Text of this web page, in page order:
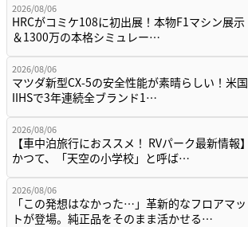
2026/08/06
HRCがコミケ108に初出展！本物F1マシン展示
＆1300万の本格シミュレー…
2026/08/06
マツダ新型CX-5の安全性能が素晴らしい！米国
IIHSで3年連続全ブランド1…
2026/08/06
【車中泊旅行におススメ！ RVパーク最新情報】
かつて、「天空の小学校」と呼ば…
2026/08/06
「この発想はなかった…」革新的なフロアマッ
トが登場。純正品をそのまま活かせる…